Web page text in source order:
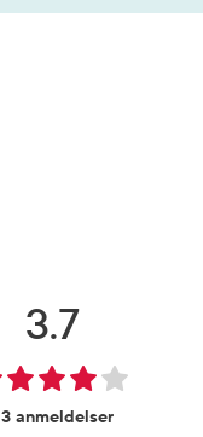
3.7
3 anmeldelser